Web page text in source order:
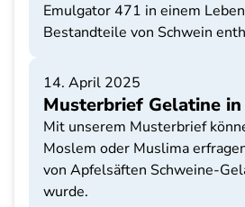
Emulgator 471 in einem
Bestandteile von Schwein
14. April 2025
Musterbrief Gelatine
Mit unserem Musterbrief
Moslem oder Muslima
von Apfelsäften Schweine-
wurde.